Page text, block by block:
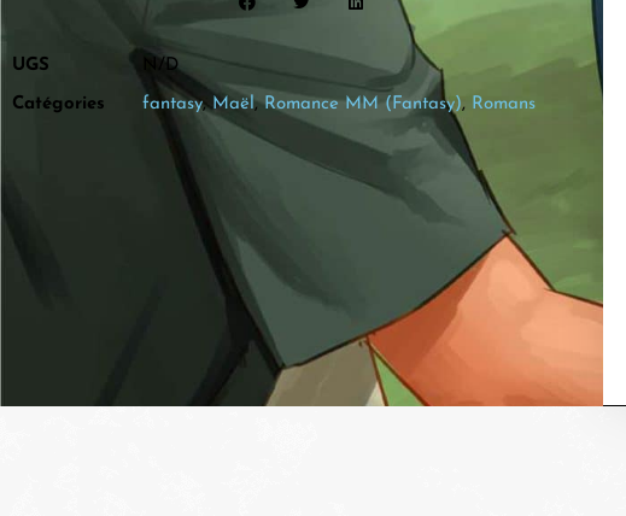
UGS N/D
Catégories fantasy, Maël,Romance MM (Fantasy), Romans